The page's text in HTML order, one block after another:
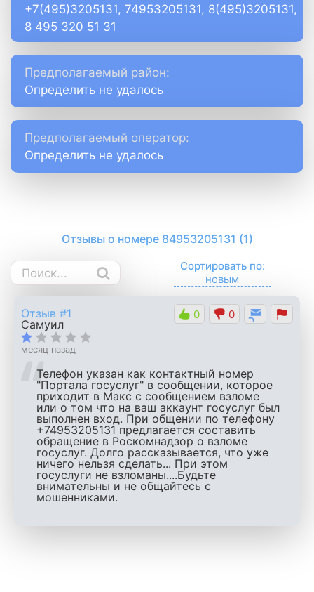
+7(495)3205131, 74953205131, 8(495)3205131,
8 495 320 51 31
Предполагаемый район:
Определить не удалось
Предполагаемый оператор:
Определить не удалось
Отзывы о номере 84953205131 (1)
Сортировать по:
Отзыв #1 0
0
Самуил
месяц назад
Телефон указан как контактный номер
"Портала госуслуг" в сообщении, которое
приходит в Макс с сообщением взломе
или о том что на ваш аккаунт госуслуг был
выполнен вход. При общении по телефону
+74953205131 предлагается составить
обращение в Роскомнадзор о взломе
госуслуг. Долго рассказывается, что уже
ничего нельзя сделать... При этом
госуслуги не взломаны....Будьте
внимательны и не общайтесь с
мошенниками.